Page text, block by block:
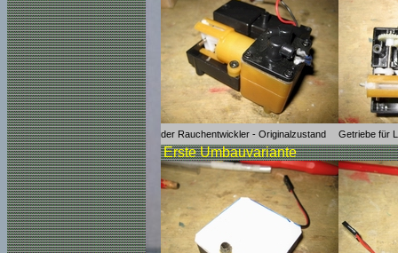
der Rauchentwickler - Originalzustand Getriebe für
Erste Umbauvariante